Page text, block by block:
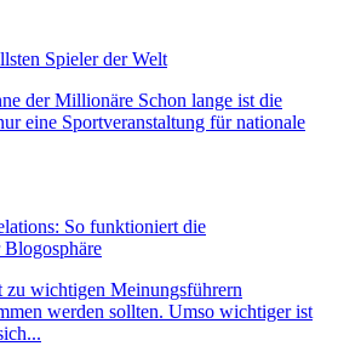
Spieler der Welt
der Millionäre Schon lange ist die
eine Sportveranstaltung für nationale
So funktioniert die
zu wichtigen Meinungsführern
werden sollten. Umso wichtiger ist